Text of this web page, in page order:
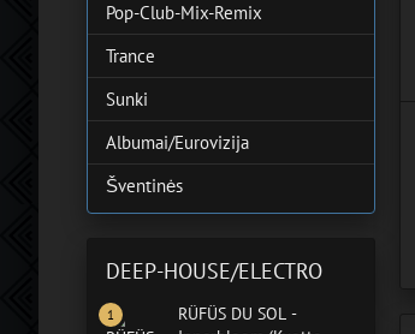
Pop-Club-Mix-Remix
Trance
Sunki
Albumai/Eurovizija
Šventinės
DEEP-HOUSE/ELECTRO
RÜFÜS DU SOL -